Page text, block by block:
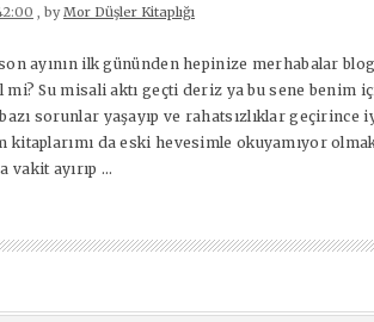
, byMor Düşler Kitaplığı
son ayının ilk gününden hepinize merhabalar
Su misali aktı geçti deriz ya bu sene benim
sorunlar yaşayıp ve rahatsızlıklar geçirince
kitaplarımı da eski hevesimle okuyamıyor
vakit ayırıp ...